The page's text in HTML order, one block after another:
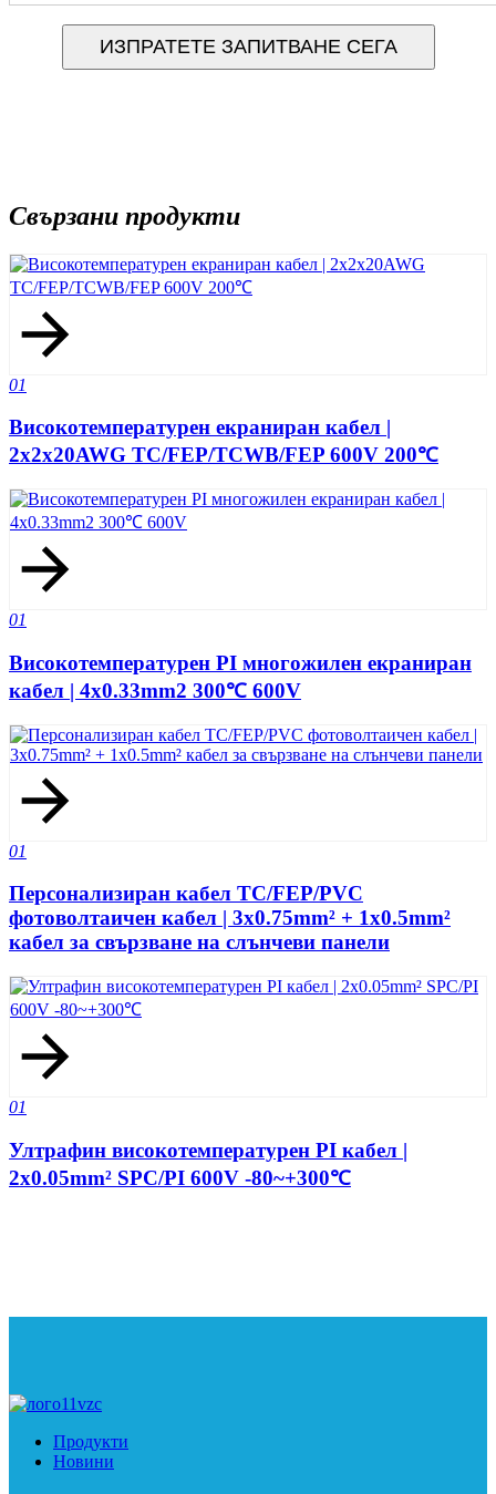
ИЗПРАТЕТЕ ЗАПИТВАНЕ СЕГА
Свързани продукти
01
Високотемпературен екраниран кабел |
2x2x20AWG TC/FEP/TCWB/FEP 600V 200℃
01
Високотемпературен PI многожилен екраниран
кабел | 4x0.33mm2 300℃ 600V
01
Персонализиран кабел TC/FEP/PVC
фотоволтаичен кабел | 3x0.75mm² + 1x0.5mm²
кабел за свързване на слънчеви панели
01
Ултрафин високотемпературен PI кабел |
2x0.05mm² SPC/PI 600V -80~+300℃
Продукти
Новини